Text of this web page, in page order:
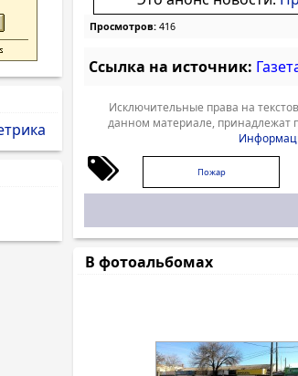
Просмотров: 416
Ссылка на источник:
Исключительные права на
данном материале, принадлежат
Пожар
В фотоальбомах